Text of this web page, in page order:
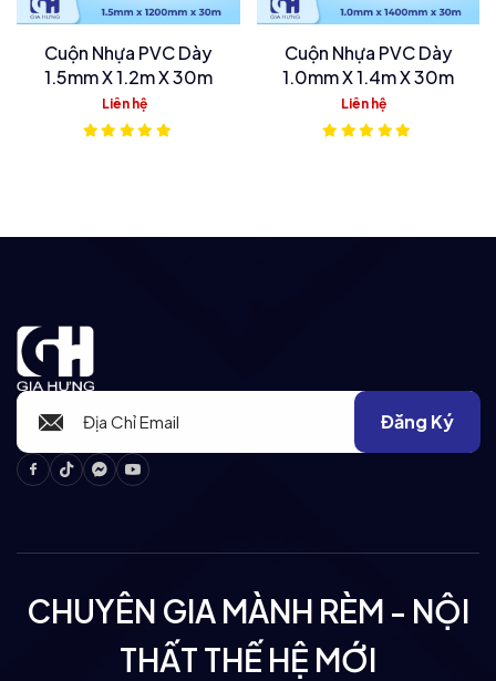
Cuộn Nhựa PVC Dày
1.5mm X 1.2m X 30m
Liên hệ
Cuộn Nhựa PVC Dày
1.0mm X 1.4m X 30m
Liên hệ
Đăng Ký
Facebook
TiktokMessenger
Youtube
CHUYÊN GIA MÀNH RÈM - NỘI
THẤT THẾ HỆ MỚI